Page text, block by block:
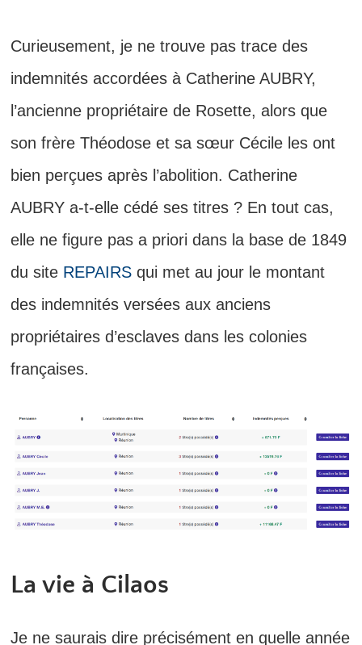
Curieusement, je ne trouve pas trace des
indemnités accordées à Catherine AUBRY,
l’ancienne propriétaire de Rosette, alors que
son frère Théodose et sa sœur Cécile les ont
bien perçues après l’abolition. Catherine
AUBRY a-t-elle cédé ses titres ? En tout cas,
elle ne figure pas a priori dans la base de 1849
du site REPAIRSqui met au jour le montant
des indemnités versées aux anciens
propriétaires d’esclaves dans les colonies
françaises.
La vie à Cilaos
Je ne saurais dire précisément en quelle année